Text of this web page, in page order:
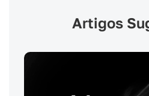
Artigos